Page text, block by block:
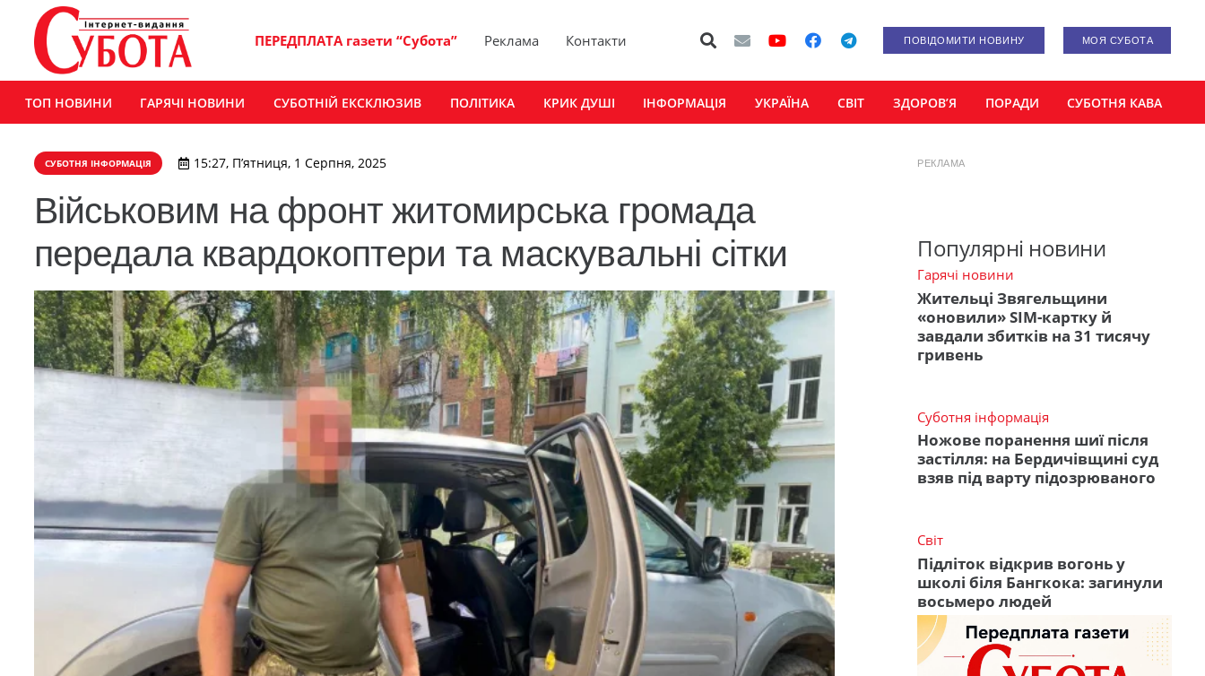
ПЕРЕДПЛАТА газети “Субота” Реклама Контакти ПОВІДОМИТИ НОВИНУ МОЯ СУБОТА
ТОП НОВИНИ ГАРЯЧІ НОВИНИ СУБОТНІЙ ЕКСКЛЮЗИВ ПОЛІТИКА КРИК ДУШІ ІНФОРМАЦІЯ УКРАЇНА СВІТ ЗДОРОВ’Я ПОРАДИ СУБОТНЯ КАВА
СУБОТНЯ ІНФОРМАЦІЯ 15:27, П’ятниця, 1 Серпня, 2025
Військовим на фронт житомирська громада
передала квардокоптери та маскувальні сітки
РЕКЛАМА
Популярні новини
Гарячі новини
Жительці Звягельщини
«оновили» SIM-картку й
завдали збитків на 31 тисячу
гривень
Суботня інформація
Ножове поранення шиї після
застілля: на Бердичівщині суд
взяв під варту підозрюваного
Світ
Підліток відкрив вогонь у
школі біля Бангкока: загинули
восьмеро людей